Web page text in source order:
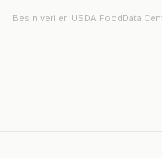
Besin verileri USDA FoodData